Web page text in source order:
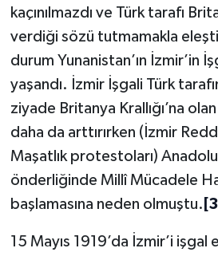
kaçınılmazdı ve Türk tarafı
verdiği sözü tutmamakla
durum Yunanistan’ın İzmir’in
yaşandı. İzmir İşgali Türk
ziyade Britanya Krallığı’na
daha da arttırırken (İzmir
Maşatlık protestoları)
önderliğinde Millî Mücadele
başlamasına neden olmuştu.
15 Mayıs 1919’da İzmir’i işgal